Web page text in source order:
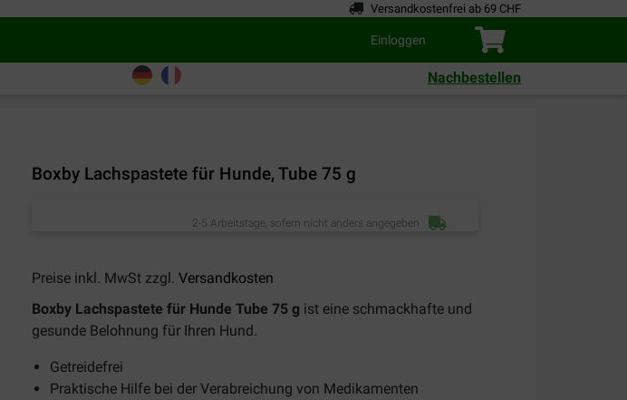
Versandkostenfrei ab 69 CHF
Einloggen
Nachbestellen
Boxby Lachspastete für Hunde, Tube 75 g
2-5 Arbeitstage, sofern nicht anders angegeben
Preise inkl. MwSt zzgl. Versandkosten
Boxby Lachspastete für Hunde Tube 75 g ist eine schmackhafte und
gesunde Belohnung für Ihren Hund.
Getreidefrei
Praktische Hilfe bei der Verabreichung von Medikamenten